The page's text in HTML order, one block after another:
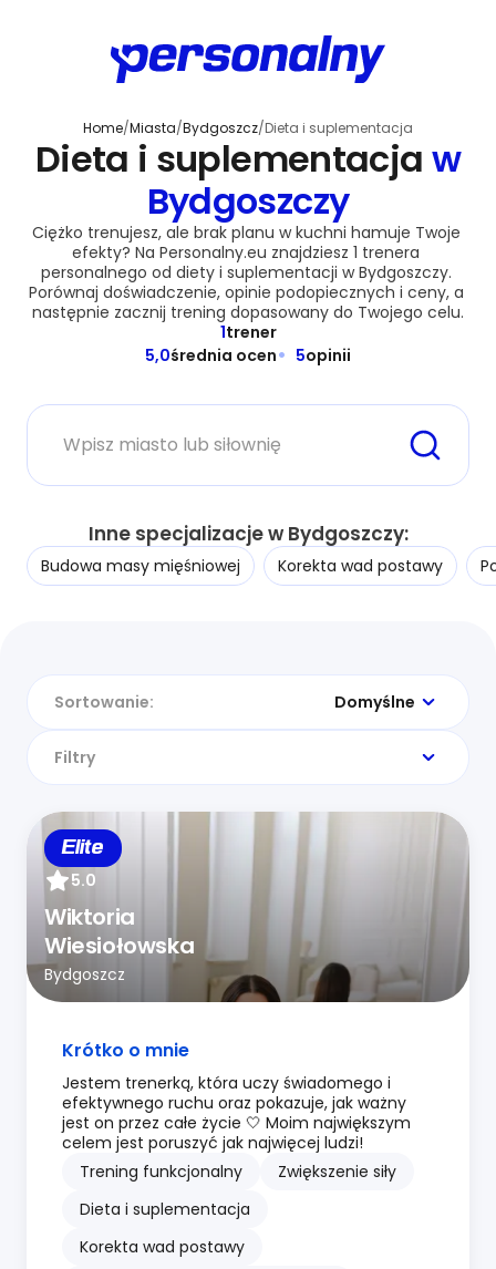
Home/Miasta/Bydgoszcz/Dieta i suplementacja
Dieta i suplementacja w
Bydgoszczy
Ciężko trenujesz, ale brak planu w kuchni hamuje Twoje
efekty? Na Personalny.eu znajdziesz 1 trenera
personalnego od diety i suplementacji w Bydgoszczy.
Porównaj doświadczenie, opinie podopiecznych i ceny, a
następnie zacznij trening dopasowany do Twojego celu.
1trener
5,0średnia ocen 5opinii
Miasto lub siłownia
Inne specjalizacje w Bydgoszczy:
Budowa masy mięśniowej Korekta wad postawy
Sortowanie: Domyślne
Filtry
Elite
5.0
Wiktoria
Wiesiołowska
Bydgoszcz
Krótko o mnie
Jestem trenerką, która uczy świadomego i
efektywnego ruchu oraz pokazuje, jak ważny
jest on przez całe życie 🤍 Moim największym
celem jest poruszyć jak najwięcej ludzi!
Trening funkcjonalny
Zwiększenie siły
Dieta i suplementacja
Korekta wad postawy